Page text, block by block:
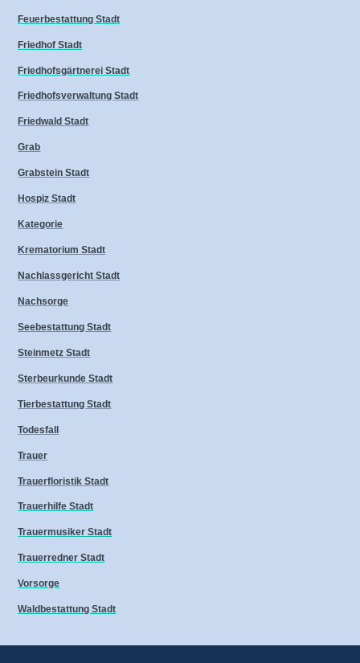
Feuerbestattung Stadt
Friedhof Stadt
Friedhofsgärtnerei Stadt
Friedhofsverwaltung Stadt
Friedwald Stadt
Grab
Grabstein Stadt
Hospiz Stadt
Kategorie
Krematorium Stadt
Nachlassgericht Stadt
Nachsorge
Seebestattung Stadt
Steinmetz Stadt
Sterbeurkunde Stadt
Tierbestattung Stadt
Todesfall
Trauer
Trauerfloristik Stadt
Trauerhilfe Stadt
Trauermusiker Stadt
Trauerredner Stadt
Vorsorge
Waldbestattung Stadt